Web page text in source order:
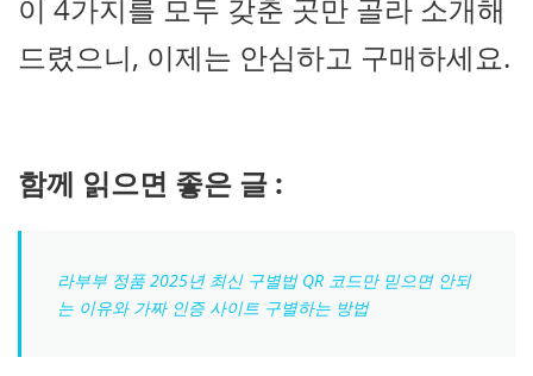
이 4가지를 모두 갖춘 곳만 골라 소개해
드렸으니, 이제는 안심하고 구매하세요.
함께 읽으면 좋은 글 :
라부부 정품 2025년 최신 구별법 QR 코드만 믿으면 안되
는 이유와 가짜 인증 사이트 구별하는 방법